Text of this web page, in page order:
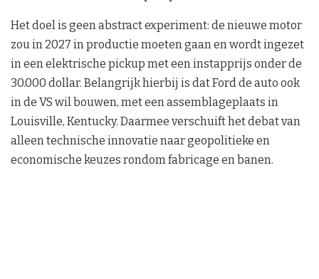
Het doel is geen abstract experiment: de nieuwe motor
zou in 2027 in productie moeten gaan en wordt ingezet
in een elektrische pickup met een instapprijs onder de
30.000 dollar. Belangrijk hierbij is dat Ford de auto ook
in de VS wil bouwen, met een assemblageplaats in
Louisville, Kentucky. Daarmee verschuift het debat van
alleen technische innovatie naar geopolitieke en
economische keuzes rondom fabricage en banen.